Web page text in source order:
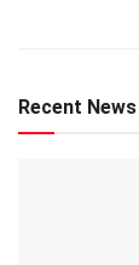
Recent News